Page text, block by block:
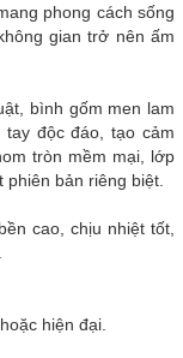
phong cách sống
gian trở nên ấm
bình gốm men lam
độc đáo, tạo cảm
tròn mềm mại, lớp
bản riêng biệt.
cao, chịu nhiệt tốt,
hiện đại.